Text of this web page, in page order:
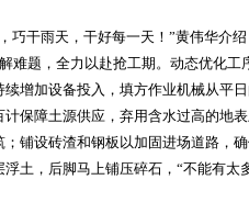
干雨天，干好每一天！”黄伟华介绍
难题，全力以赴抢工期。动态优化工
增加设备投入，填方作业机械从平
保障土源供应，弃用含水过高的地
铺设砖渣和钢板以加固进场道路，
土，后脚马上铺压碎石，“不能有太